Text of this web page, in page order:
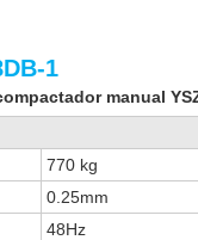
1
manual
770 kg
0.25mm
48Hz